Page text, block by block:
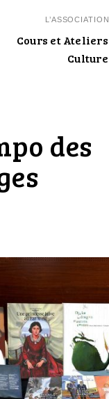
L’ASSOCIATION
Cours et Ateliers
Culture
des